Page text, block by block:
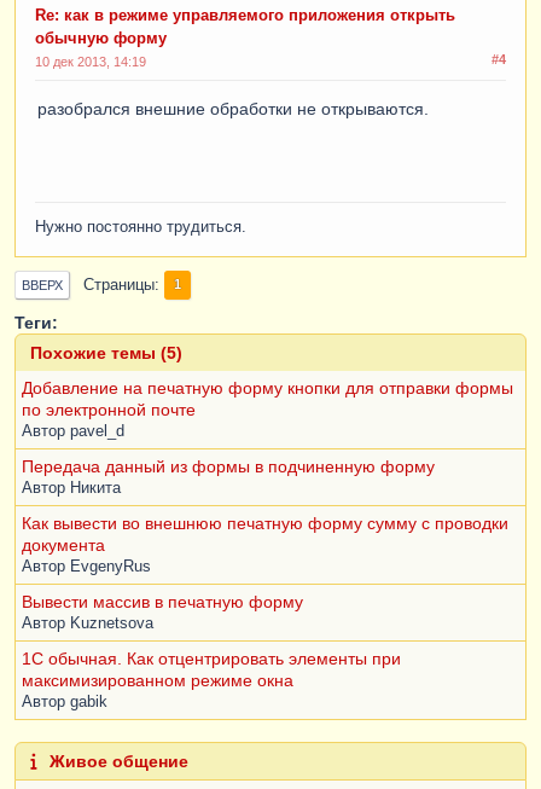
Re: как в режиме управляемого приложения открыть
обычную форму
#4
10 дек 2013, 14:19
разобрался внешние обработки не открываются.
Нужно постоянно трудиться.
ВВЕРХ Страницы 1
Теги:
Похожие темы (5)
Добавление на печатную форму кнопки для отправки формы
по электронной почте
Автор pavel_d
Передача данный из формы в подчиненную форму
Автор Никитa
Как вывести во внешнюю печатную форму сумму с проводки
документа
Автор EvgenyRus
Вывести массив в печатную форму
Автор Kuznetsova
1C обычная. Как отцентрировать элементы при
максимизированном режиме окна
Автор gabik
Живое общение